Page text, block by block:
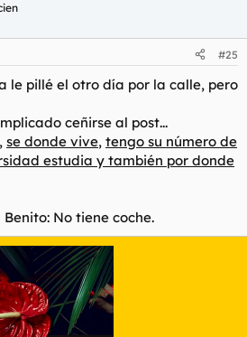
#25
le pillé el otro día por la calle, pero
ceñirse al post...
se donde vive, tengo su número de
estudia y también por donde
No tiene coche.